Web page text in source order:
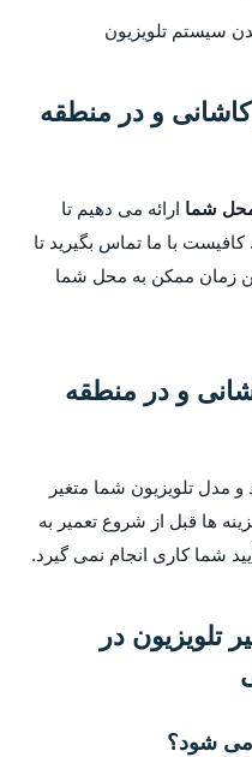
سیستم تلویزیون
و در منطقه
شما ارائه می دهیم تا
با ما تماس بگیرید تا
زمان ممکن به محل شما
و در منطقه
مدل تلویزیون شما متغیر
ها قبل از شروع تعمیر به
شما کاری انجام نمی گیرد.
تلویزیون در
می شود؟